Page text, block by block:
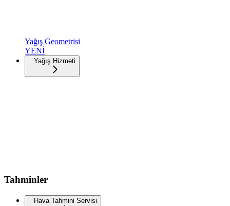
Yağış Geometrisi
YENİ
Yağış Hizmeti
Tahminler
Hava Tahmini Servisi